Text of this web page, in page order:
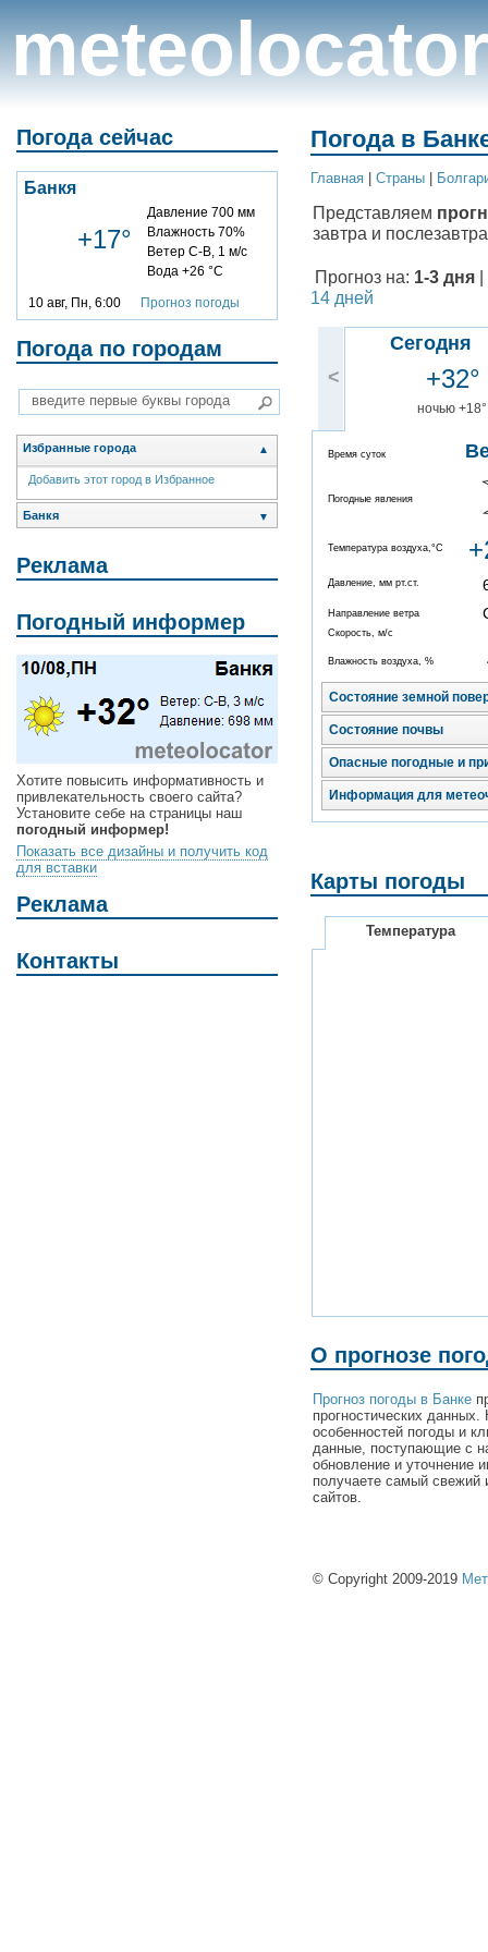
meteolocator
Погода сейчас
Банкя
+17°
Давление 700 мм
Влажность 70%
Ветер С-В, 1 м/с
Вода +26 °C
10 авг, Пн, 6:00 Прогноз погоды
Погода по городам
Избранные города ▲
Добавить этот город в Избранное
Банкя ▼
Реклама
Погодный информер
Хотите повысить информативность и
привлекательность своего сайта?
Установите себе на страницы наш
погодный информер!
Показать все дизайны и получить код
для вставки
Реклама
Контакты
Погода в
Главная Cтраны
Представляем
завтра и
Прогноз на: 1-3 дня
14 дней
<
Сегодня
+32°
ночью +18°
Время суток
Погодные явления
Температура воздуха,°C
Давление, мм рт.ст.
Направление ветра
Скорость, м/с
Влажность воздуха, %
Состояние земной
Состояние почвы
Опасные погодные и
Информация для
Карты погоды
Температура
О прогнозе
Прогноз погоды в Банке
прогностических
особенностей погоды и
данные, поступающие с
обновление и уточнение
получаете самый свежий
сайтов.
© Copyright 2009-2019